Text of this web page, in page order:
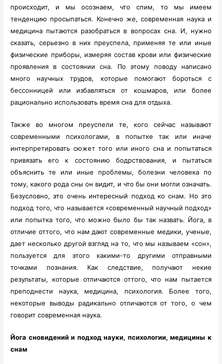
происходит, и мы осознаем, что спим, то мы имеем
тенденцию просыпаться. Конечно же, современная наука и
медицина пытаются разобраться в вопросах сна. И, нужно
сказать, серьезно в них преуспела, применяя те или иные
физические приборы, измеряя состав крови или физические
проявления в состоянии сна. По этому поводу написано
много научных трудов, которые помогают бороться с
бессонницей или избавляться от кошмаров, или более
рационально использовать время сна для отдыха.
Также во многом преуспели те, кого сейчас называют
современными психологами, в попытке так или иначе
интерпретировать сюжет того или иного сна и попытаться
привязать его к состоянию бодрствования, и пытаться
объяснить те или иные проблемы, болезни человека по
тому, какого рода сны он видит, и что бы они могли означать.
Безусловно, это очень интересный подход ко снам. Но это
подход того, что называется «современный научный подход»
или попытка того, что можно было бы так назвать. Йога, в
отличие оттого, что нам дают современные медики, ученые,
дает несколько другой взгляд на то, что мы называем «сон»,
пользуется для этого какими-то другими отправными
точками познания. Как следствие, получают некие
результаты, которые отличаются оттого, что нам пытается
преподнести наука, медицина, психология. Более того,
некоторые выводы радикально отличаются от того, о чем
говорит современная наука.
Йога сновидений и подход науки, психологии, медицины к
снам